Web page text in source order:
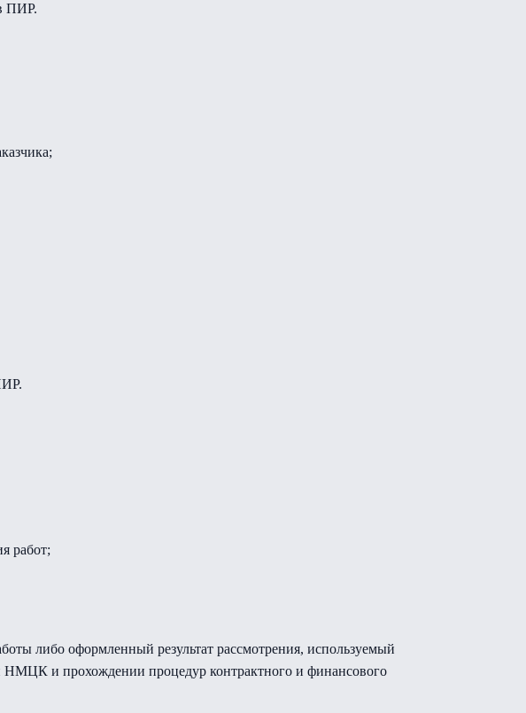
ПИР.
работ;
либо оформленный результат рассмотрения, используемый
НМЦК и прохождении процедур контрактного и финансового